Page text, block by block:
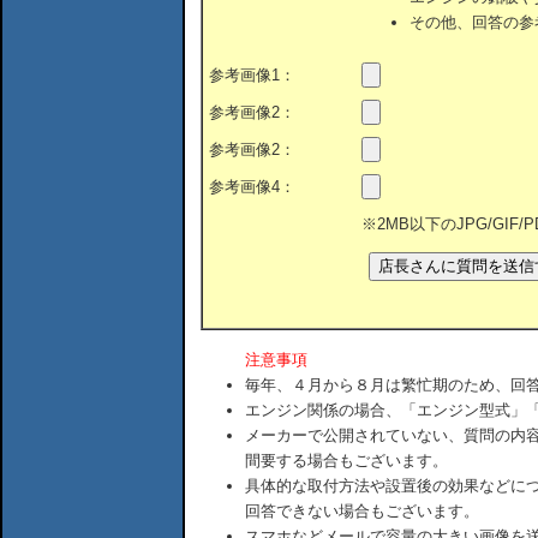
その他、回答の
参考画像1：
参考画像2：
参考画像2：
参考画像4：
※2MB以下のJPG/GIF/
注意事項
毎年、４月から８月は繁忙期のため、回
エンジン関係の場合、「エンジン型式」
メーカーで公開されていない、質問の内
間要する場合もございます。
具体的な取付方法や設置後の効果などに
回答できない場合もございます。